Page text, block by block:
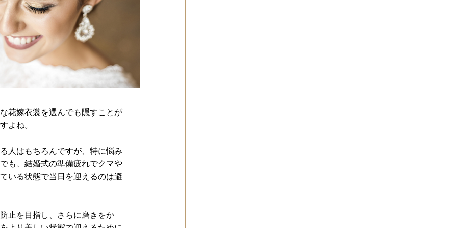
花嫁衣裳を選んでも隠すことが
よね。
人はもちろんですが、特に悩み
も、結婚式の準備疲れでクマや
いる状態で当日を迎えるのは避
止を目指し、さらに磨きをか